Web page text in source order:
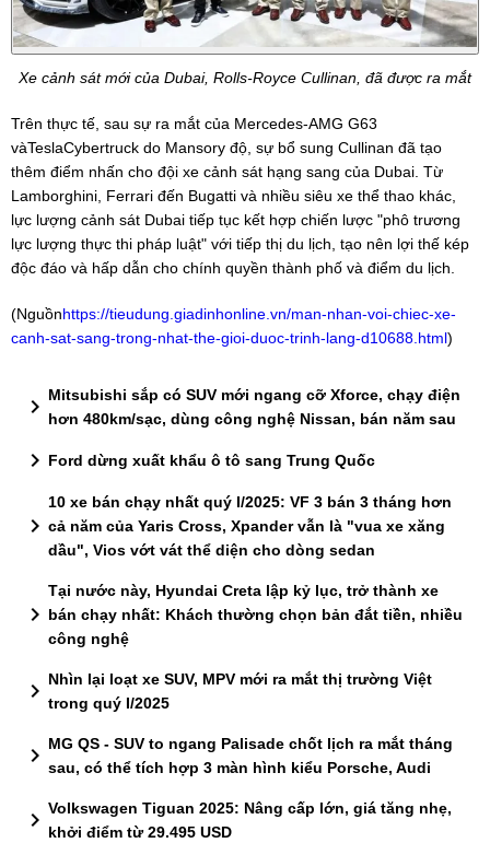
Xe cảnh sát mới của Dubai, Rolls-Royce Cullinan, đã được ra mắt
Trên thực tế, sau sự ra mắt của Mercedes-AMG G63
vàTeslaCybertruck do Mansory độ, sự bổ sung Cullinan đã tạo
thêm điểm nhấn cho đội xe cảnh sát hạng sang của Dubai. Từ
Lamborghini, Ferrari đến Bugatti và nhiều siêu xe thể thao khác,
lực lượng cảnh sát Dubai tiếp tục kết hợp chiến lược "phô trương
lực lượng thực thi pháp luật" với tiếp thị du lịch, tạo nên lợi thế kép
độc đáo và hấp dẫn cho chính quyền thành phố và điểm du lịch.
(Nguồnhttps://tieudung.giadinhonline.vn/man-nhan-voi-chiec-xe-
canh-sat-sang-trong-nhat-the-gioi-duoc-trinh-lang-d10688.html)
chevron_right Mitsubishi sắp có SUV mới ngang cỡ Xforce, chạy điện
hơn 480km/sạc, dùng công nghệ Nissan, bán năm sau
chevron_right Ford dừng xuất khẩu ô tô sang Trung Quốc
chevron_right
10 xe bán chạy nhất quý I/2025: VF 3 bán 3 tháng hơn
cả năm của Yaris Cross, Xpander vẫn là "vua xe xăng
dầu", Vios vớt vát thể diện cho dòng sedan
chevron_right
Tại nước này, Hyundai Creta lập kỷ lục, trở thành xe
bán chạy nhất: Khách thường chọn bản đắt tiền, nhiều
công nghệ
chevron_right Nhìn lại loạt xe SUV, MPV mới ra mắt thị trường Việt
trong quý I/2025
chevron_right MG QS - SUV to ngang Palisade chốt lịch ra mắt tháng
sau, có thể tích hợp 3 màn hình kiểu Porsche, Audi
chevron_right Volkswagen Tiguan 2025: Nâng cấp lớn, giá tăng nhẹ,
khởi điểm từ 29.495 USD